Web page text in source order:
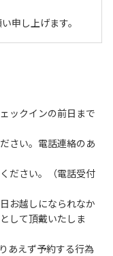
申し上げます。
。高校生以上の方
の使用は、事前に
、正午からです。
をお願いします。
ください。午後3
たら管理棟にて手
しの方は、翌朝
駐車場にとめてく
帰り使用の場合は
ックインの前日まで
さい。電話連絡のあ
ださい。（電話受付
お越しになられなか
して頂戴いたしま
あえず予約する行為